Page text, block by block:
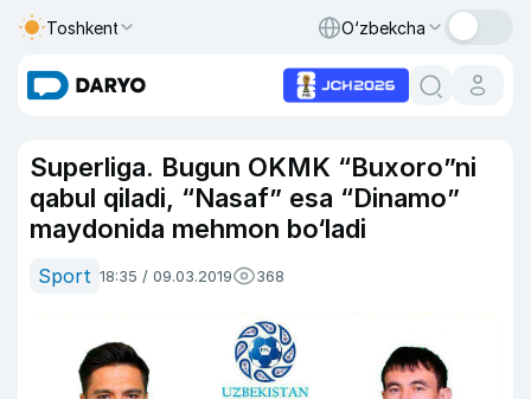
Toshkent O‘zbekcha
Superliga. Bugun OKMK “Buxoro”ni
qabul qiladi, “Nasaf” esa “Dinamo”
maydonida mehmon bo‘ladi
Sport 18:35 / 09.03.2019 368